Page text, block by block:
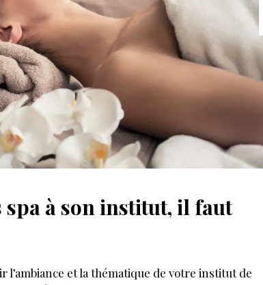
à son institut, il faut
et la thématique de votre institut de